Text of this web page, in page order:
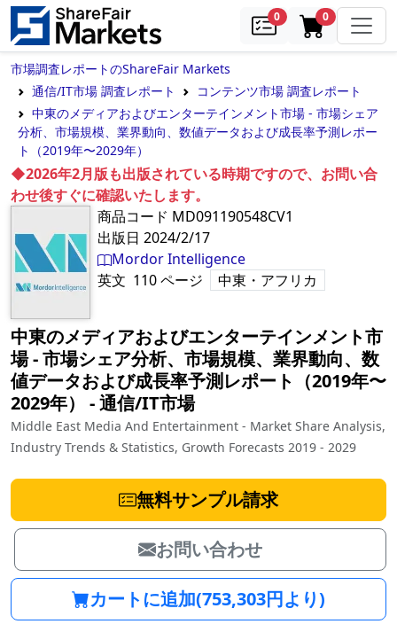
0samples0in cart
市場調査レポートのShareFair Markets
通信/IT市場 調査レポート
コンテンツ市場 調査レポート
中東のメディアおよびエンターテインメント市場 - 市場シェア
分析、市場規模、業界動向、数値データおよび成長率予測レポー
ト（2019年〜2029年）
◆2026年2月版も出版されている時期ですので、お問い合
わせ後すぐに確認いたします。
商品コード MD091190548CV1
出版日 2024/2/17
Mordor Intelligence
英文 110ページ 中東・アフリカ
中東のメディアおよびエンターテインメント市
場 - 市場シェア分析、市場規模、業界動向、数
値データおよび成長率予測レポート（2019年〜
2029年）
‐通信/IT市場
Middle East Media And Entertainment - Market Share Analysis,
Industry Trends & Statistics, Growth Forecasts 2019 - 2029
無料サンプル請求
お問い合わせ
カートに追加(753,303円より)